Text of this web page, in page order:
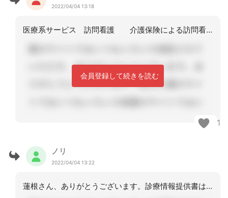
2022/04/04 13:18
医療系サービス 訪問看護 介護保険による訪問看護 訪問リハビリ 通所リハビリ
会員登録して続きを読む
1
ノリ
2022/04/04 13:22
蓮根さん、ありがとうございます。診療情報提供書はどのような方法で依頼されてますか